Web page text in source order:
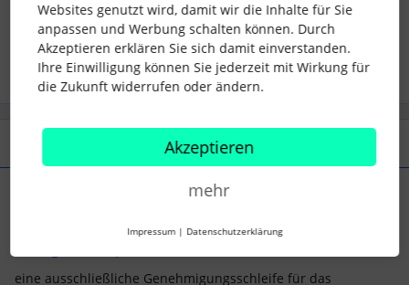
abwesenheiten Genehmigungsprozess
eine ausschließliche Genehmigungsschleife für das
Websites genutzt wird, damit wir die Inhalte für Sie
anpassen und Werbung schalten können. Durch
Akzeptieren erklären Sie sich damit einverstanden.
Ihre Einwilligung können Sie jederzeit mit Wirkung für
die Zukunft widerrufen oder ändern.
Akzeptieren
mehr
Impressum | Datenschutzerklärung